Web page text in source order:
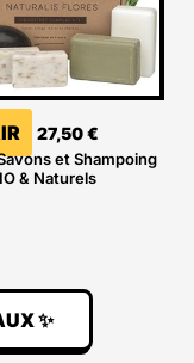
27,50€
et Shampoing
& Naturels
✨